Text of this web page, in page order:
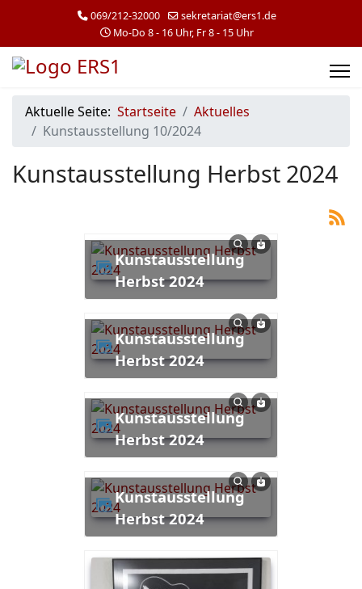
069/212-32000
sekretariat@ers1.de
Mo-Do 8 - 16 Uhr, Fr 8 - 15 Uhr
Aktuelle Seite: Startseite
Aktuelles
Kunstausstellung 10/2024
Kunstausstellung Herbst 2024
Kunstausstellung
Herbst 2024
Kunstausstellung
Herbst 2024
Kunstausstellung
Herbst 2024
Kunstausstellung
Herbst 2024